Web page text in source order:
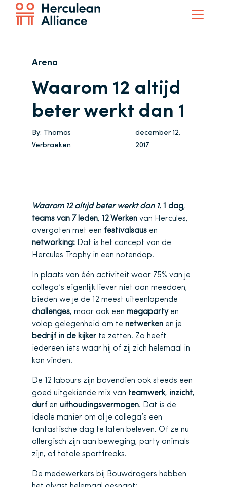
Arena
Waarom 12 altijd
beter werkt dan 1
By: Thomas
Verbraeken
december 12,
2017
Waarom 12 altijd beter werkt dan 1. 1 dag,
teams van 7 leden, 12 Werken van Hercules,
overgoten met een festivalsaus en
networking: Dat is het concept van de
Hercules Trophy in een notendop.
In plaats van één activiteit waar 75% van je
collega’s eigenlijk liever niet aan meedoen,
bieden we je de 12 meest uiteenlopende
challenges, maar ook een megapartyen
volop gelegenheid om te netwerken en je
bedrijf in de kijker te zetten. Zo heeft
iedereen iets waar hij of zij zich helemaal in
kan vinden.
De 12 labours zijn bovendien ook steeds een
goed uitgekiende mix van teamwerk, inzicht,
durf en uithoudingsvermogen. Dat is de
ideale manier om al je collega’s een
fantastische dag te laten beleven. Of ze nu
allergisch zijn aan beweging, party animals
zijn, of totale sportfreaks.
De medewerkers bij Bouwdrogers hebben